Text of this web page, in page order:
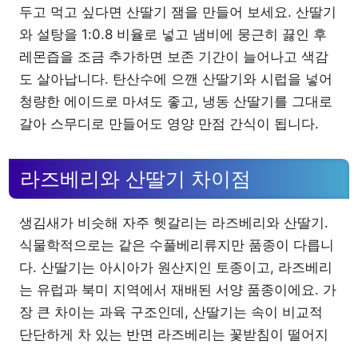
두고 먹고 싶다면 산딸기 잼을 만들어 보세요. 산딸기
와 설탕을 1:0.8 비율로 넣고 냄비에 뭉근히 끓인 후
레몬즙을 조금 추가하면 보존 기간이 늘어나고 색감
도 살아납니다. 탄산수에 으깬 산딸기와 시럽을 넣어
청량한 에이드로 마셔도 좋고, 냉동 산딸기를 그대로
갈아 스무디로 만들어도 영양 만점 간식이 됩니다.
라즈베리와 산딸기 차이점
생김새가 비슷해 자주 헷갈리는 라즈베리와 산딸기.
식물학적으로는 같은 수풀베리류지만 품종이 다릅니
다. 산딸기는 아시아가 원산지인 토종이고, 라즈베리
는 유럽과 북미 지역에서 재배된 서양 품종이에요. 가
장 큰 차이는 과육 구조인데, 산딸기는 속이 비교적
단단하게 차 있는 반면 라즈베리는 꽃받침이 떨어지